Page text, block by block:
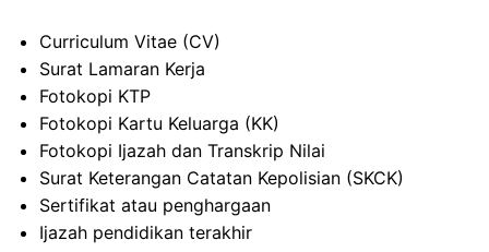
Curriculum Vitae (CV)
Surat Lamaran Kerja
Fotokopi KTP
Fotokopi Kartu Keluarga (KK)
Fotokopi Ijazah dan Transkrip Nilai
Surat Keterangan Catatan Kepolisian (SKCK)
Sertifikat atau penghargaan
Ijazah pendidikan terakhir